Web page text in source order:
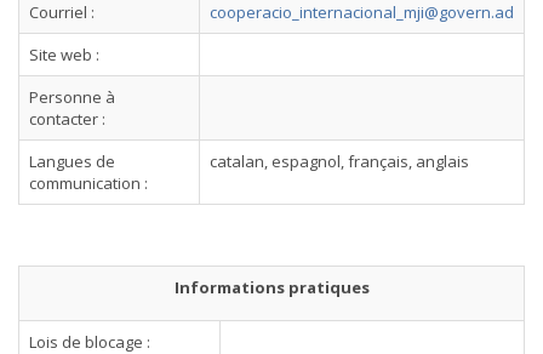
Courriel :
cooperacio_internacional_mji@govern.ad
Site web :
Personne à
contacter :
Langues de
communication :
catalan, espagnol, français, anglais
Informations pratiques
Lois de blocage :